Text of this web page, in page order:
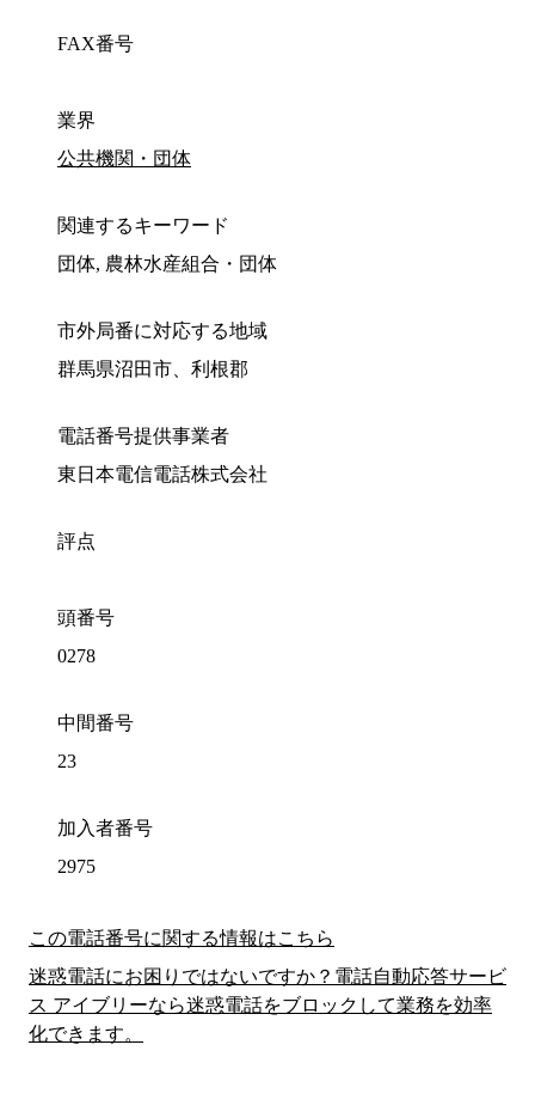
FAX番号
業界
公共機関・団体
関連するキーワード
団体, 農林水産組合・団体
市外局番に対応する地域
群馬県沼田市、利根郡
電話番号提供事業者
東日本電信電話株式会社
評点
頭番号
0278
中間番号
23
加入者番号
2975
この電話番号に関する情報はこちら
迷惑電話にお困りではないですか？電話自動応答サービ
ス アイブリーなら迷惑電話をブロックして業務を効率
化できます。